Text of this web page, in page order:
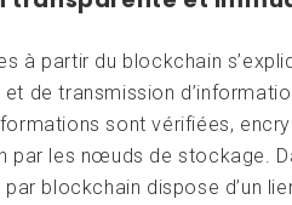
à partir du blockchain
de transmission
sont vérifiées,
les nœuds de stockage.
blockchain dispose d’un